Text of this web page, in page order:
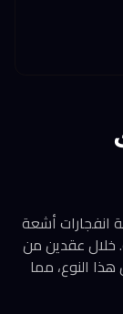
في نوفمبر 2004 لدراسة انفجارات أشعة
خلال عقدين من
من 1500 انفجار من هذا النوع، مما